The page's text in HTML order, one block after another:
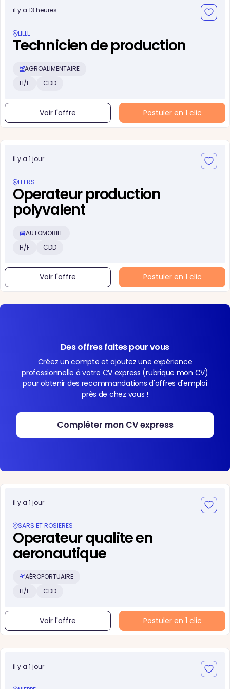
il y a 13 heures
LILLE
Technicien de production
AGROALIMENTAIRE
H/F
CDD
Voir l'offre Postuler en 1 clic
il y a 1 jour
LEERS
Operateur production
polyvalent
AUTOMOBILE
H/F
CDD
Voir l'offre Postuler en 1 clic
Des offres faites pour vous
Créez un compte et ajoutez une expérience
professionnelle à votre CV express (rubrique mon CV)
pour obtenir des recommandations d'offres d'emploi
près de chez vous !
Compléter mon CV express
il y a 1 jour
SARS ET ROSIERES
Operateur qualite en
aeronautique
AÉROPORTUAIRE
H/F
CDD
Voir l'offre Postuler en 1 clic
il y a 1 jour